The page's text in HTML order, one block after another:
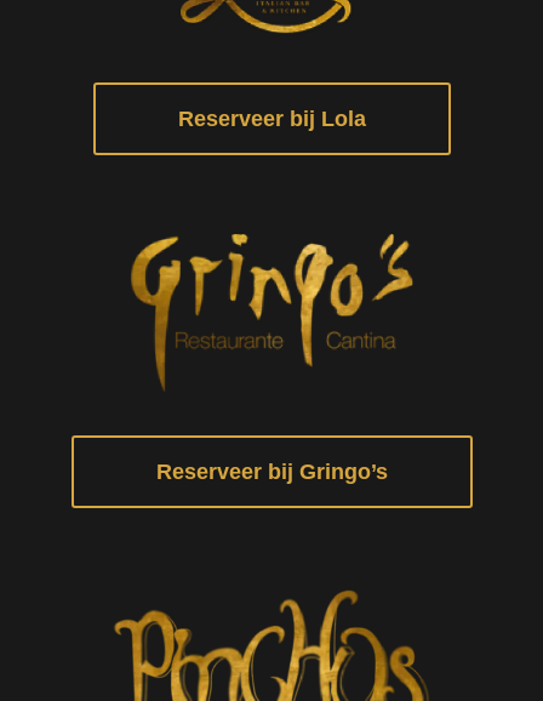
Reserveer bij Lola
Reserveer bij Gringo’s